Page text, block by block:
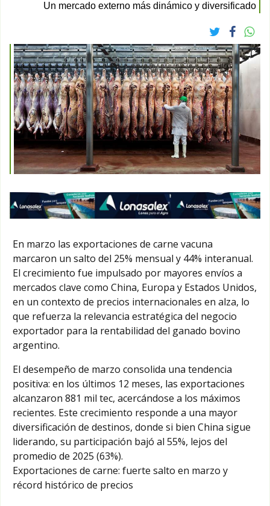
Un mercado externo más dinámico y diversificado
En marzo las exportaciones de carne vacuna
marcaron un salto del 25% mensual y 44% interanual.
El crecimiento fue impulsado por mayores envíos a
mercados clave como China, Europa y Estados Unidos,
en un contexto de precios internacionales en alza, lo
que refuerza la relevancia estratégica del negocio
exportador para la rentabilidad del ganado bovino
argentino.
El desempeño de marzo consolida una tendencia
positiva: en los últimos 12 meses, las exportaciones
alcanzaron 881 mil tec, acercándose a los máximos
recientes. Este crecimiento responde a una mayor
diversificación de destinos, donde si bien China sigue
liderando, su participación bajó al 55%, lejos del
promedio de 2025 (63%).
Exportaciones de carne: fuerte salto en marzo y
récord histórico de precios